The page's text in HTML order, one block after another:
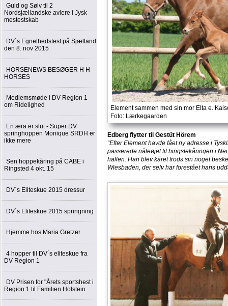
Guld og Sølv til 2
Nordsjællandske avlere i Jysk
mestestskab
DV´s Egnethedstest på Sjælland
den 8. nov 2015
HORSENEWS BESØGER H H
HORSES
Medlemsmøde i DV Region 1
om Ridelighed
En æra er slut - Super DV
springhoppen Monique SRDH er
ikke mere
Sen hoppekåring på CABE i
Ringsted 4 okt. 15
DV´s Eliteskue 2015 dressur
DV´s Eliteskue 2015 springning
Hjemme hos Maria Gretzer
4 hopper til DV´s eliteskue fra
DV Region 1
DV Prisen for "Årets sportshest i
Region 1 til Familien Holstein
Element sammen med sin mor Elta e.
Foto: Lærkegaarden
Edberg flytter til Gestüt Hörem
“Efter Element havde fået ny adresse i
passerede nåleøjet til hingstekåringen i
hallen. Han blev kåret trods sin noget
Wiesbaden, der selv har forestået hans